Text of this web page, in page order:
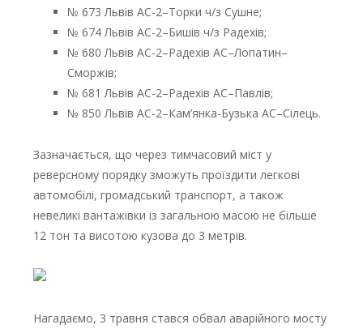
№ 673 Львів АС-2–Торки ч/з Сушне;
№ 674 Львів АС-2–Бишів ч/з Радехів;
№ 680 Львів АС-2–Радехів АС–Лопатин–
Сморжів;
№ 681 Львів АС-2–Радехів АС–Павлів;
№ 850 Львів АС-2–Кам’янка-Бузька АС–Сілець.
Зазначається, що через тимчасовий міст у
реверсному порядку зможуть проїздити легкові
автомобілі, громадський транспорт, а також
невеликі вантажівки із загальною масою не більше
12 тон та висотою кузова до 3 метрів.
Нагадаємо, 3 травня стався обвал аварійного мосту